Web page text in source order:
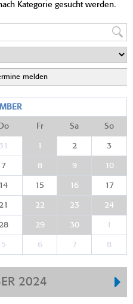
Kategorie gesucht werden.
melden
Do Fr Sa So
31 1 2 3
7 8 9 10
14 15 16 17
22 23 24
29 30 1
5 6 7 8
2024